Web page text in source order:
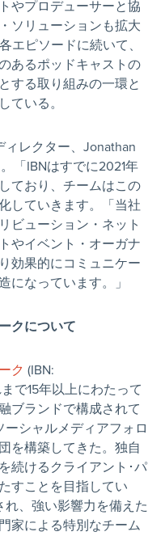
やプロデューサーと協
ソリューションも拡大
エピソードに続いて、
あるポッドキャストの
する取り組みの一環と
ている。
ィレクター、Jonathan
「IBNはすでに2021年
ており、チームはこの
していきます。「当社
ビューション・ネット
やイベント・オーガナ
効果的にコミュニケー
になっています。」
クについて
ク (IBN:
で15年以上にわたって
ブランドで構成されて
シャルメディアフォロ
を構築してきた。独自
続けるクライアント･パ
すことを目指してい
れ、強い影響力を備えた
家による特別なチーム